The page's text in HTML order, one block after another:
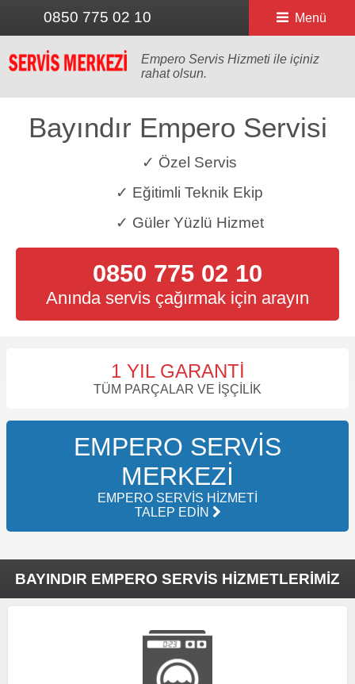
0850 775 02 10 Menü
Empero Servis Hizmeti ile içiniz
rahat olsun.
Bayındır Empero Servisi
✓ Özel Servis
✓ Eğitimli Teknik Ekip
✓ Güler Yüzlü Hizmet
0850 775 02 10
Anında servis çağırmak için arayın
1 YIL GARANTI
TÜM PARÇALAR VE İŞÇILIK
EMPERO SERVIS
MERKEZI
EMPERO SERVIS HIZMETI
TALEP EDIN
BAYINDIR EMPERO SERVIS HIZMETLERIMIZ